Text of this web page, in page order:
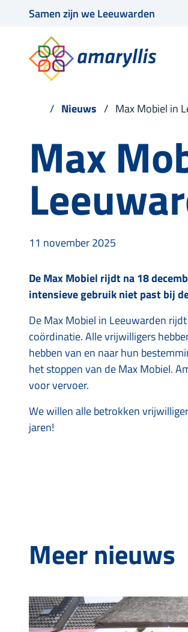
Samen zijn we Leeuwarden
Nieuws Max Mobiel in
Max
11 november 2025
De Max Mobiel rijdt na 18
intensieve gebruik niet past bij
De Max Mobiel in Leeuwarden
coördinatie. Alle vrijwilligers
hebben van en naar hun
het stoppen van de Max Mobiel.
voor vervoer.
We willen alle betrokken
jaren!
Meer nieuws